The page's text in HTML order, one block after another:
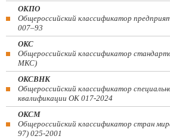
ОКПО
Общероссийский классификатор
007–93
ОКС
Общероссийский классификатор
МКС)
ОКСВНК
Общероссийский классификатор
квалификации ОК 017-2024
ОКСМ
Общероссийский классификатор стран
97) 025-2001